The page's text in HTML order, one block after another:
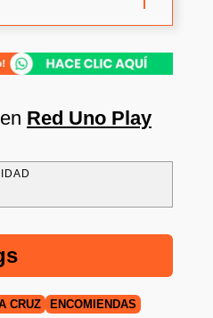
Red Uno Play
CRUZ ENCOMIENDAS